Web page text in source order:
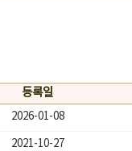
등록일
2026-01-08
2021-10-27